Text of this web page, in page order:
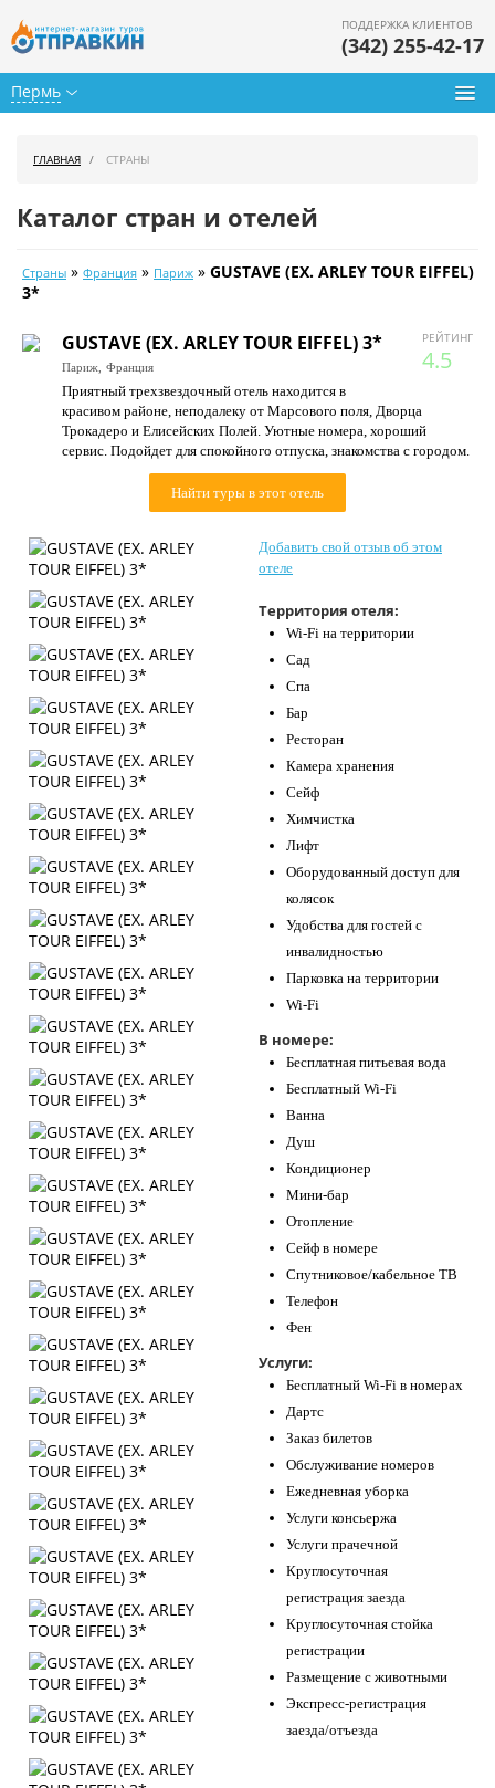
Пермь
ПОДДЕРЖКА КЛИЕНТОВ
(342) 255-42-17
Календарь туров
Цены дня
Страны
Как купить
ГЛАВНАЯ СТРАНЫ
Каталог стран и отелей
Страны » Франция » Париж » GUSTAVE (EX. ARLEY TOUR EIFFEL)
3*
РЕЙТИНГ
4.5
GUSTAVE (EX. ARLEY TOUR EIFFEL) 3*
Париж, Франция
Приятный трехзвездочный отель находится в
красивом районе, неподалеку от Марсового поля, Дворца
Трокадеро и Елисейских Полей. Уютные номера, хороший
сервис. Подойдет для спокойного отпуска, знакомства с городом.
Найти туры в этот отель
Добавить свой отзыв об этом
отеле
Территория отеля:
Wi-Fi на территории
Сад
Спа
Бар
Ресторан
Камера хранения
Сейф
Химчистка
Лифт
Оборудованный доступ для
колясок
Удобства для гостей с
инвалидностью
Парковка на территории
Wi-Fi
В номере:
Бесплатная питьевая вода
Бесплатный Wi-Fi
Ванна
Душ
Кондиционер
Мини-бар
Отопление
Сейф в номере
Спутниковое/кабельное ТВ
Телефон
Фен
Услуги:
Бесплатный Wi-Fi в номерах
Дартс
Заказ билетов
Обслуживание номеров
Ежедневная уборка
Услуги консьержа
Услуги прачечной
Круглосуточная
регистрация заезда
Круглосуточная стойка
регистрации
Размещение с животными
Экспресс-регистрация
заезда/отъезда